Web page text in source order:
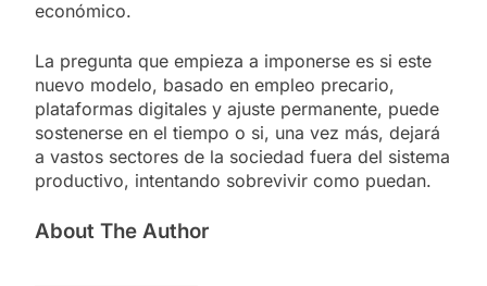
económico.
La pregunta que empieza a imponerse es si este
nuevo modelo, basado en empleo precario,
plataformas digitales y ajuste permanente, puede
sostenerse en el tiempo o si, una vez más, dejará
a vastos sectores de la sociedad fuera del sistema
productivo, intentando sobrevivir como puedan.
About The Author